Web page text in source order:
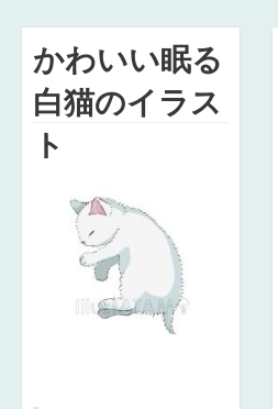
かわいい眠る
白猫のイラス
ト